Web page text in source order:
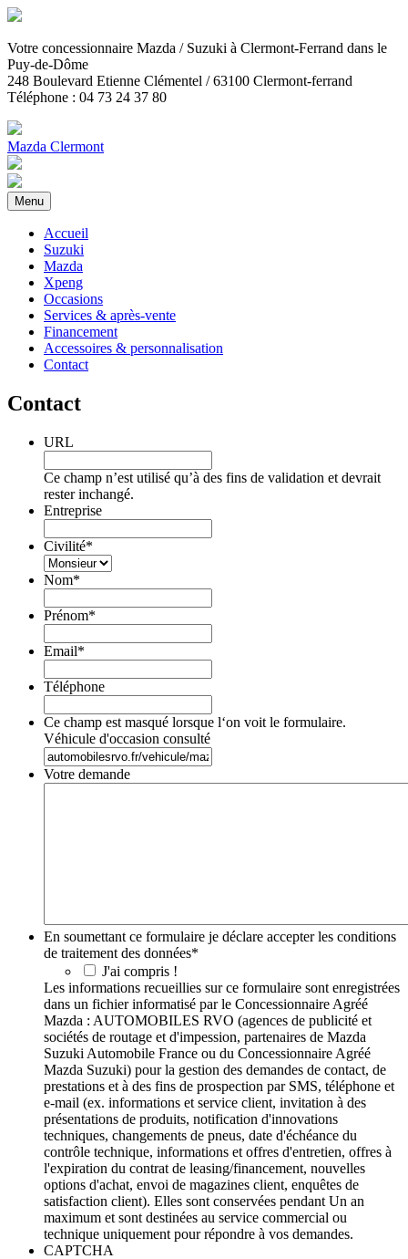
Votre concessionnaire Mazda / Suzuki à Clermont-Ferrand dans le
Puy-de-Dôme
248 Boulevard Etienne Clémentel / 63100 Clermont-ferrand
Téléphone : 04 73 24 37 80
Mazda Clermont
Menu
Accueil
Suzuki
Mazda
Xpeng
Occasions
Services & après-vente
Financement
Accessoires & personnalisation
Contact
Contact
URL
Ce champ n’est utilisé qu’à des fins de validation et devrait
rester inchangé.
Entreprise
Civilité*
Nom*
Prénom*
Email*
Téléphone
Ce champ est masqué lorsque l‘on voit le formulaire.
Véhicule d'occasion consulté
Votre demande
En soumettant ce formulaire je déclare accepter les conditions
de traitement des données*
J'ai compris !
Les informations recueillies sur ce formulaire sont enregistrées
dans un fichier informatisé par le Concessionnaire Agréé
Mazda : AUTOMOBILES RVO (agences de publicité et
sociétés de routage et d'impession, partenaires de Mazda
Suzuki Automobile France ou du Concessionnaire Agréé
Mazda Suzuki) pour la gestion des demandes de contact, de
prestations et à des fins de prospection par SMS, téléphone et
e-mail (ex. informations et service client, invitation à des
présentations de produits, notification d'innovations
techniques, changements de pneus, date d'échéance du
contrôle technique, informations et offres d'entretien, offres à
l'expiration du contrat de leasing/financement, nouvelles
options d'achat, envoi de magazines client, enquêtes de
satisfaction client). Elles sont conservées pendant Un an
maximum et sont destinées au service commercial ou
technique uniquement pour répondre à vos demandes.
CAPTCHA